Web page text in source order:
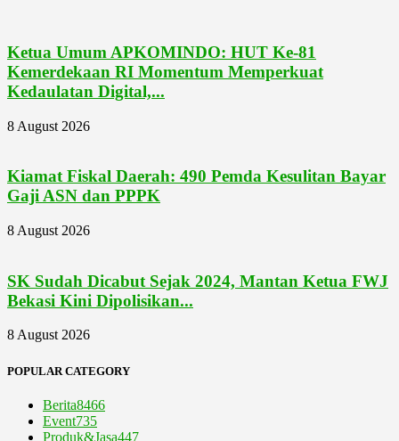
Ketua Umum APKOMINDO: HUT Ke-81
Kemerdekaan RI Momentum Memperkuat
Kedaulatan Digital,...
8 August 2026
Kiamat Fiskal Daerah: 490 Pemda Kesulitan Bayar
Gaji ASN dan PPPK
8 August 2026
SK Sudah Dicabut Sejak 2024, Mantan Ketua FWJ
Bekasi Kini Dipolisikan...
8 August 2026
POPULAR CATEGORY
Berita8466
Event735
Produk&Jasa447